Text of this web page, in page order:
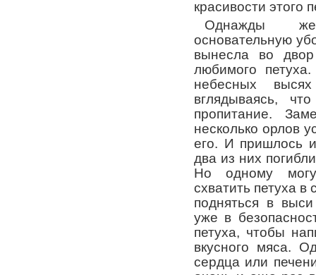
красивости этого
Однажды
основательную
вынесла во
любимого
небесных
вглядываясь,
пропитание.
несколько орлов
его. И пришлось
два из них
Но одному
схватить петуха в
подняться в
уже в
петуха, чтобы
вкусного мяса.
сердца или